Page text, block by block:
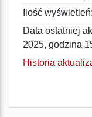
Ilość
Data ostatniej
2025, godzina
Historia